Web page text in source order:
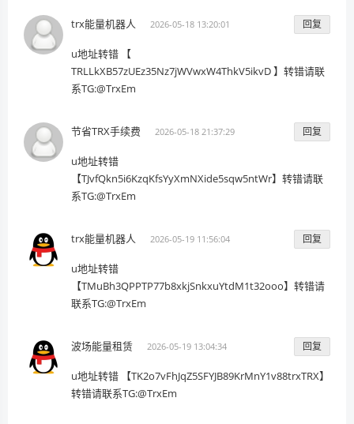
trx能量机器人 2026-05-18 13:20:01 回复
u地址转错 【
TRLLkXB57zUEz35Nz7jWVwxW4ThkV5ikvD 】转错请联
系TG:@TrxEm
节省TRX手续费 2026-05-18 21:37:29 回复
u地址转错
【TJvfQkn5i6KzqKfsYyXmNXide5sqw5ntWr】转错请联
系TG:@TrxEm
trx能量机器人 2026-05-19 11:56:04 回复
u地址转错
【TMuBh3QPPTP77b8xkjSnkxuYtdM1t32ooo】转错请
联系TG:@TrxEm
波场能量租赁 2026-05-19 13:04:34 回复
u地址转错 【TK2o7vFhJqZ5SFYJB89KrMnY1v88trxTRX】
转错请联系TG:@TrxEm